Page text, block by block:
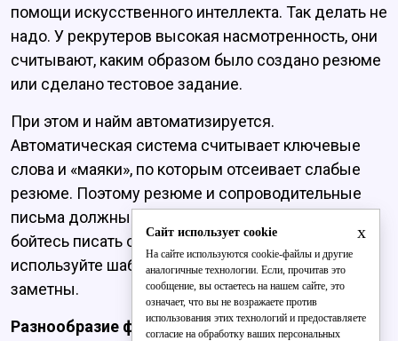
помощи искусственного интеллекта. Так делать не
надо. У рекрутеров высокая насмотренность, они
считывают, каким образом было создано резюме
или сделано тестовое задание.
При этом и найм автоматизируется.
Автоматическая система считывает ключевые
слова и «маяки», по которым отсеивает слабые
резюме. Поэтому резюме и сопроводительные
письма должны быть уникальными, яркими. Не
бойтесь писать о себе и своем опыте, не
используйте шаблонные фразы – они очень
заметны.
Разнообразие форм присутствия на работе
x
Сайт использует cookie
На сайте используются cookie-файлы и другие
аналогичные технологии. Если, прочитав это
сообщение, вы остаетесь на нашем сайте, это
означает, что вы не возражаете против
использования этих технологий и предоставляете
согласие на обработку ваших персональных